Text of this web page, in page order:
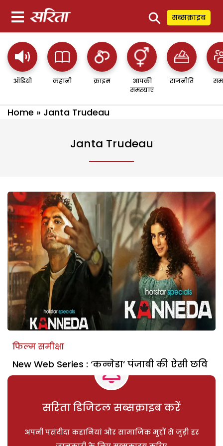
⚲ सब्सक्राइब
ऑडियो कहानी क्राइम
आपकी
समस्याएं
राजनीति
Home » Janta Trudeau
Janta Trudeau
फिल्म समीक्षा
New Web Series : ‘कन्नेडा’ पंजाबी की ऐसी छवि
सरिता डिजिटल सब्सक्राइब करें
अपनी पसंदीदा कहानियां और सामाजिक मुद्दों से जुड़ी हर